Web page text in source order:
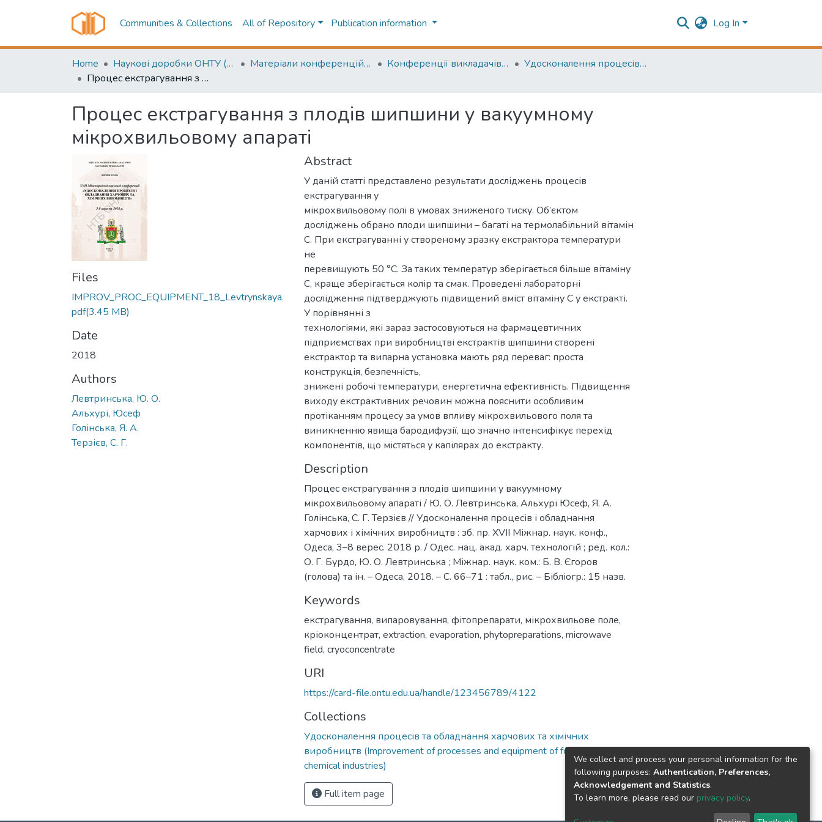
Communities & Collections All of Repository Publication information Log In
Home Наукові доробки ОНТУ (ONUT scientific researches) Матеріали конференцій (Conference materials) Конференції викладачів (Lecturers` conferences)
Удосконалення процесів та обладнання харчових та хімічних виробництв (Improvement of processes and equipment of food and chemical industries)
Процес екстрагування з плодів шипшини у вакуумному мікрохвильовому апараті
Процес екстрагування з плодів шипшини у вакуумному
мікрохвильовому апараті
Files
IMPROV_PROC_EQUIPMENT_18_Levtrynskaya.
pdf(3.45 MB)
Date
2018
Authors
Левтринська, Ю. О.
Альхурі, Юсеф
Голінська, Я. А.
Терзієв, С. Г.
Abstract
У даній статті представлено результати досліджень процесів
екстрагування у
мікрохвильовому полі в умовах зниженого тиску. Об’єктом
досліджень обрано плоди шипшини – багаті на термолабільний вітамін
С. При екстрагуванні у створеному зразку екстрактора температури
не
перевищують 50 °С. За таких температур зберігається більше вітаміну
С, краще зберігається колір та смак. Проведені лабораторні
дослідження підтверджують підвищений вміст вітаміну С у екстракті.
У порівнянні з
технологіями, які зараз застосовуються на фармацевтичних
підприємствах при виробництві екстрактів шипшини створені
екстрактор та випарна установка мають ряд переваг: проста
конструкція, безпечність,
знижені робочі температури, енергетична ефективність. Підвищення
виходу екстрактивних речовин можна пояснити особливим
протіканням процесу за умов впливу мікрохвильового поля та
виникненню явища бародифузії, що значно інтенсифікує перехід
компонентів, що містяться у капілярах до екстракту.
Description
Процес екстрагування з плодів шипшини у вакуумному
мікрохвильовому апараті / Ю. О. Левтринська, Альхурі Юсеф, Я. А.
Голінська, С. Г. Терзієв // Удосконалення процесів і обладнання
харчових і хімічних виробництв : зб. пр. XVII Міжнар. наук. конф.,
Одеса, 3–8 верес. 2018 р. / Одес. нац. акад. харч. технологій ; ред. кол.:
О. Г. Бурдо, Ю. О. Левтринська ; Міжнар. наук. ком.: Б. В. Єгоров
(голова) та ін. – Одеса, 2018. – С. 66–71 : табл., рис. – Бібліогр.: 15 назв.
Keywords
екстрагування, випаровування, фітопрепарати, мікрохвильове поле,
кріоконцентрат, extraction, evaporation, phytopreparations, microwave
field, cryoconcentrate
URI
https://card-file.ontu.edu.ua/handle/123456789/4122
Collections
Удосконалення процесів та обладнання харчових та хімічних
виробництв (Improvement of processes and equipment of food and
chemical industries)
Full item page
We collect and process your personal information for the
following purposes: Authentication, Preferences,
Acknowledgement and Statistics.
To learn more, please read our privacy policy.